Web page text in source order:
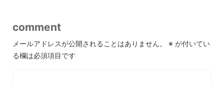
comment
メールアドレスが公開されることはありません。 ※ が付いてい
る欄は必須項目です